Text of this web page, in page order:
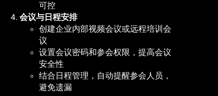
可控
会议与日程安排
创建企业内部视频会议或远程培训会
议
设置会议密码和参会权限，提高会议
安全性
结合日程管理，自动提醒参会人员，
避免遗漏